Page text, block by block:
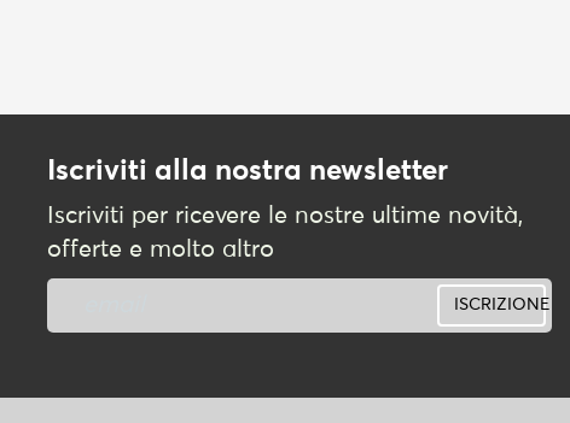
Iscriviti alla nostra newsletter
Iscriviti per ricevere le nostre ultime novità,
offerte e molto altro
ISCRIZIONE